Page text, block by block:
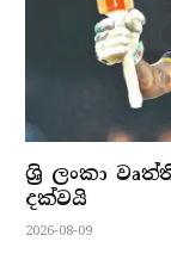
ශ්‍රි ලංකා
දක්වයි
2026-08-09